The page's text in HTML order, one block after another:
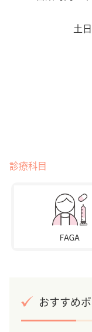
土
診療科目
おすすめ